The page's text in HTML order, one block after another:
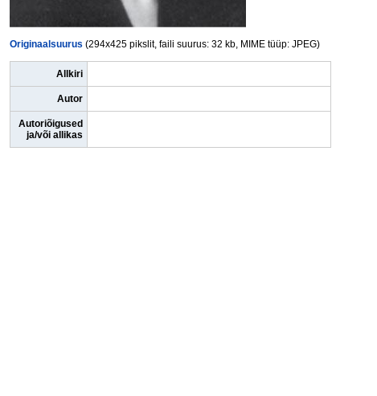
Originaalsuurus (294x425 pikslit, faili suurus: 32 kb, MIME tüüp: JPEG)
Allkiri
Autor
Autoriõigused
ja/või allikas